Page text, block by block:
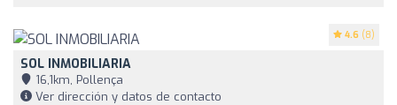
4.6 (8)
SOL INMOBILIARIA
16,1km, Pollença
Ver dirección y datos de contacto